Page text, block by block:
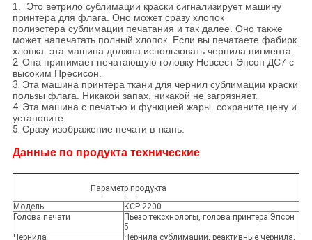
1. Это ветрило сублимации краски сигнализирует машину
принтера для флага. Оно может сразу хлопок
полиэстера сублимации печатания и так далее. Оно также
может напечатать полный хлопок. Если вы печатаете фабирк
хлопка. эта машина должна использовать чернила пигмента.
2. Она принимает печатающую головку Невсест Эпсон ДС7 с
высоким Пресисон.
3. Эта машина принтера ткани для чернил сублимации краски
пользы флага. Никакой запах, никакой не загрязняет.
4. Эта машина с печатью и функцией жары. сохраните цену и
установите.
5. Сразу изображение печати в ткань.
Данные по продукта технические
Параметр продукта
Модель
КСР 2200
Голова печати
Пьезо тексхнологы, голова принтера Эпсон
5
Чернила
Чернила сублимации, реактивные чернила,